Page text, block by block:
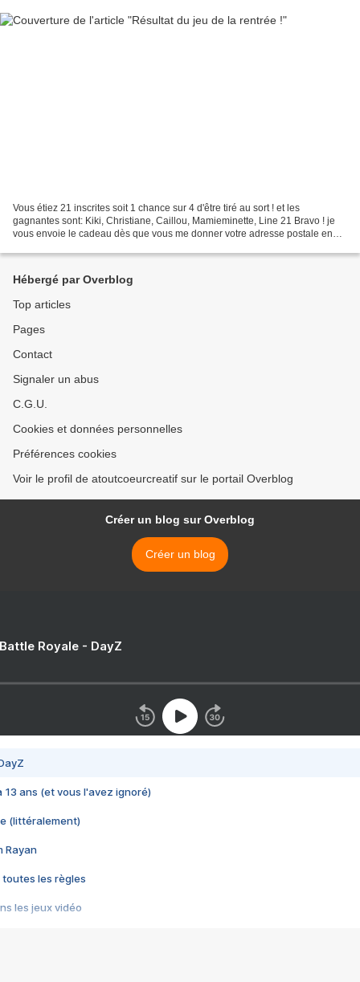
Vous étiez 21 inscrites soit 1 chance sur 4 d'être tiré au sort ! et les
gagnantes sont: Kiki, Christiane, Caillou, Mamieminette, Line 21 Bravo ! je
vous envoie le cadeau dès que vous me donner votre adresse postale en
Hébergé par Overblog
Top articles
Pages
Contact
Signaler un abus
C.G.U.
Cookies et données personnelles
Préférences cookies
Voir le profil de atoutcoeurcreatif sur le portail Overblog
Créer un blog sur Overblog
Créer un blog
Royale - DayZ
13 ans (et vous l'avez ignoré)
(littéralement)
Rayan
toutes les règles
les jeux vidéo